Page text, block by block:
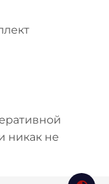
никак не